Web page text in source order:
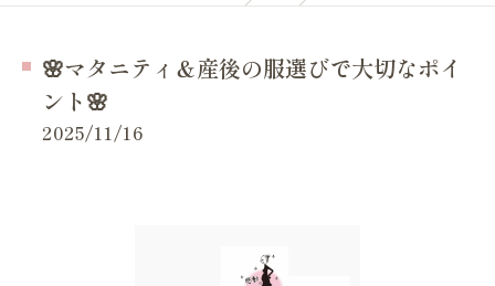
🌸マタニティ＆産後の服選びで大切なポイ
ント🌸
2025/11/16